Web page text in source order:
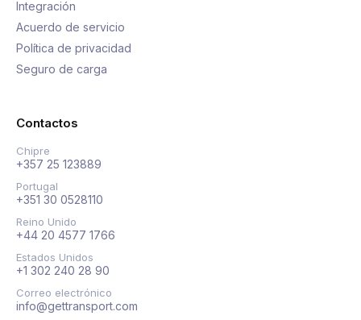
Integración
Acuerdo de servicio
Política de privacidad
Seguro de carga
Contactos
Chipre
+357 25 123889
Portugal
+351 30 0528110
Reino Unido
+44 20 4577 1766
Estados Unidos
+1 302 240 28 90
Correo electrónico
info@gettransport.com